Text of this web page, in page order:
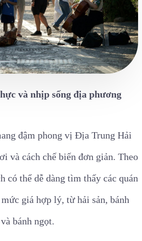
và nhịp sống địa phương
đậm phong vị Địa Trung Hải
và cách chế biến đơn giản. Theo
có thể dễ dàng tìm thấy các quán
giá hợp lý, từ hải sản, bánh
bánh ngọt.